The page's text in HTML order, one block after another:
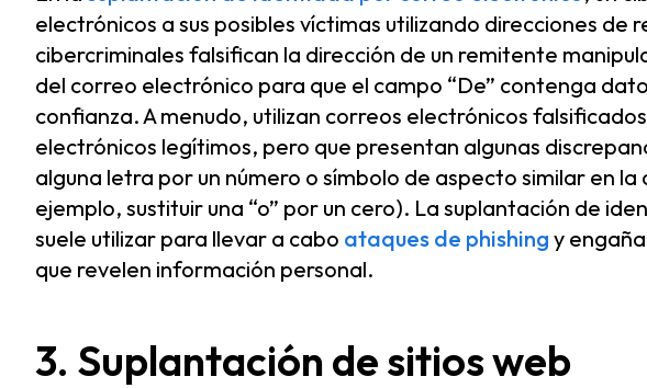
electrónicos a sus posibles víctimas utilizando direcciones de
cibercriminales falsifican la dirección de un remitente
del correo electrónico para que el campo “De” contenga
confianza. A menudo, utilizan correos electrónicos
electrónicos legítimos, pero que presentan algunas
alguna letra por un número o símbolo de aspecto similar en
ejemplo, sustituir una “o” por un cero). La suplantación de
suele utilizar para llevar a cabo ataques de phishing y
que revelen información personal.
3. Suplantación de sitios web